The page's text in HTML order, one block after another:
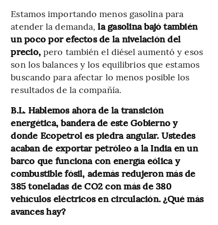
Estamos importando menos gasolina para
atender la demanda,la gasolina bajó también
un poco por efectos de la nivelación del
precio, pero también el diésel aumentó y esos
son los balances y los equilibrios que estamos
buscando para afectar lo menos posible los
resultados de la compañía.
B.L. Hablemos ahora de la transición
energética, bandera de este Gobierno y
donde Ecopetrol es piedra angular. Ustedes
acaban de exportar petróleo a la India en un
barco que funciona con energía eólica y
combustible fósil, además redujeron más de
385 toneladas de CO2 con más de 380
vehículos eléctricos en circulación. ¿Qué más
avances hay?